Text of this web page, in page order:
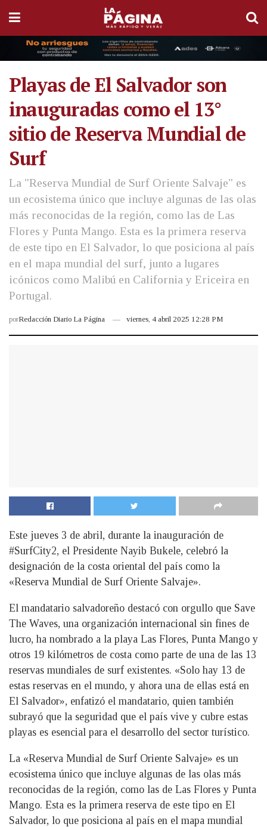
Playas de El Salvador son
inauguradas como el 13°
sitio de Reserva Mundial de
Surf
La "Reserva Mundial de Surf Oriente Salvaje" es
un ecosistema único que incluye algunas de las olas
más reconocidas de la región, como las de Las
Flores y Punta Mango. Esta es la primera reserva
de este tipo en El Salvador, lo que posiciona al país
en el mapa mundial del surf, junto a lugares
icónicos como Malibú en California y Ericeira en
Portugal.
porRedacción Diario La Página viernes, 4 abril 2025 12:28 PM
Este jueves 3 de abril, durante la inauguración de
#SurfCity2, el Presidente Nayib Bukele, celebró la
designación de la costa oriental del país como la
«Reserva Mundial de Surf Oriente Salvaje».
El mandatario salvadoreño destacó con orgullo que Save
The Waves, una organización internacional sin fines de
lucro, ha nombrado a la playa Las Flores, Punta Mango y
otros 19 kilómetros de costa como parte de una de las 13
reservas mundiales de surf existentes. «Solo hay 13 de
estas reservas en el mundo, y ahora una de ellas está en
El Salvador», enfatizó el mandatario, quien también
subrayó que la seguridad que el país vive y cubre estas
playas es esencial para el desarrollo del sector turístico.
La «Reserva Mundial de Surf Oriente Salvaje» es un
ecosistema único que incluye algunas de las olas más
reconocidas de la región, como las de Las Flores y Punta
Mango. Esta es la primera reserva de este tipo en El
Salvador, lo que posiciona al país en el mapa mundial